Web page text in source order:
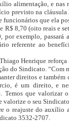
alimentação, e nas
previsto na cláusula
funcionários que ela
R$ 8,70 (oito reais e
por exemplo,
referente ao
Henrique
do Sindicato. “Com
direitos e
é um direito, e
Temos que valorizar
valorize o seu
o reajuste do
3532-2707.